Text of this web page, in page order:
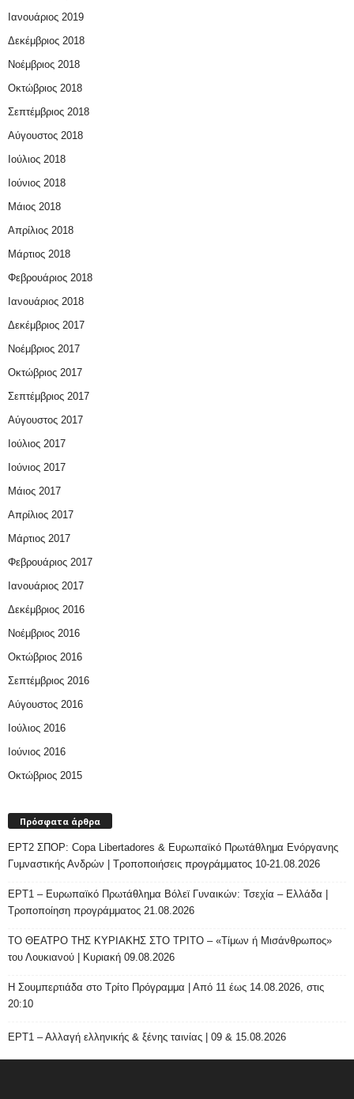
Ιανουάριος 2019
Δεκέμβριος 2018
Νοέμβριος 2018
Οκτώβριος 2018
Σεπτέμβριος 2018
Αύγουστος 2018
Ιούλιος 2018
Ιούνιος 2018
Μάιος 2018
Απρίλιος 2018
Μάρτιος 2018
Φεβρουάριος 2018
Ιανουάριος 2018
Δεκέμβριος 2017
Νοέμβριος 2017
Οκτώβριος 2017
Σεπτέμβριος 2017
Αύγουστος 2017
Ιούλιος 2017
Ιούνιος 2017
Μάιος 2017
Απρίλιος 2017
Μάρτιος 2017
Φεβρουάριος 2017
Ιανουάριος 2017
Δεκέμβριος 2016
Νοέμβριος 2016
Οκτώβριος 2016
Σεπτέμβριος 2016
Αύγουστος 2016
Ιούλιος 2016
Ιούνιος 2016
Οκτώβριος 2015
Πρόσφατα άρθρα
ΕΡΤ2 ΣΠΟΡ: Copa Libertadores & Ευρωπαϊκό Πρωτάθλημα Ενόργανης
Γυμναστικής Ανδρών | Τροποποιήσεις προγράμματος 10-21.08.2026
ΕΡΤ1 – Ευρωπαϊκό Πρωτάθλημα Βόλεϊ Γυναικών: Τσεχία – Ελλάδα |
Τροποποίηση προγράμματος 21.08.2026
ΤΟ ΘΕΑΤΡΟ ΤΗΣ ΚΥΡΙΑΚΗΣ ΣΤΟ ΤΡΙΤΟ – «Τίμων ή Μισάνθρωπος»
του Λουκιανού | Κυριακή 09.08.2026
H Σουμπερτιάδα στο Τρίτο Πρόγραμμα | Από 11 έως 14.08.2026, στις
20:10
ΕΡΤ1 – Αλλαγή ελληνικής & ξένης ταινίας | 09 & 15.08.2026